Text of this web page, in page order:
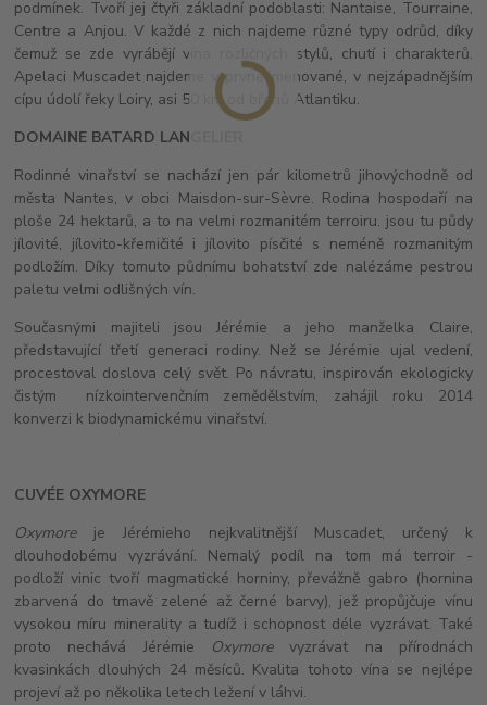
podmínek. Tvoří jej čtyři základní podoblasti: Nantaise, Tourraine,
Centre a Anjou. V každé z nich najdeme různé typy odrůd, díky
čemuž se zde vyrábějí vína rozličných stylů, chutí i charakterů.
Apelaci Muscadet najdeme v prvně jmenované, v nejzápadnějším
cípu údolí řeky Loiry, asi 50 km od břehů Atlantiku.
DOMAINE BATARD LANGELIER
Rodinné vinařství se nachází jen pár kilometrů jihovýchodně od
města Nantes, v obci Maisdon-sur-Sèvre. Rodina hospodaří na
ploše 24 hektarů, a to na velmi rozmanitém terroiru. jsou tu půdy
jílovité, jílovito-křemičité i jílovito písčité s neméně rozmanitým
podložím. Díky tomuto půdnímu bohatství zde nalézáme pestrou
paletu velmi odlišných vín.
Současnými majiteli jsou Jérémie a jeho manželka Claire,
představující třetí generaci rodiny. Než se Jérémie ujal vedení,
procestoval doslova celý svět. Po návratu, inspirován ekologicky
čistým nízkointervenčním zemědělstvím, zahájil roku 2014
konverzi k biodynamickému vinařství.
CUVÉE OXYMORE
Oxymoreje Jérémieho nejkvalitnější Muscadet, určený k
dlouhodobému vyzrávání. Nemalý podíl na tom má terroir -
podloží vinic tvoří magmatické horniny, převážně gabro (hornina
zbarvená do tmavě zelené až černé barvy), jež propůjčuje vínu
vysokou míru minerality a tudíž i schopnost déle vyzrávat. Také
proto nechává Jérémie
Oxymorevyzrávat na přírodnách
kvasinkách dlouhých 24 měsíců. Kvalita tohoto vína se nejlépe
projeví až po několika letech ležení v láhvi.